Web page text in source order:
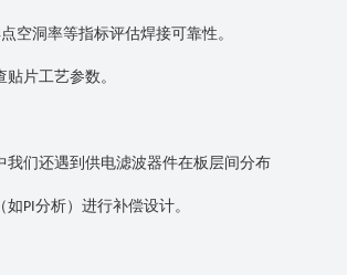
空洞率等指标评估焊接可靠性。
片工艺参数。
们还遇到供电滤波器件在板层间分布
如PI分析）进行补偿设计。